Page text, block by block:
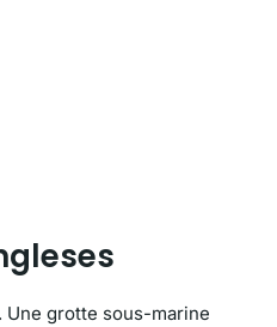
Une grotte sous-marine